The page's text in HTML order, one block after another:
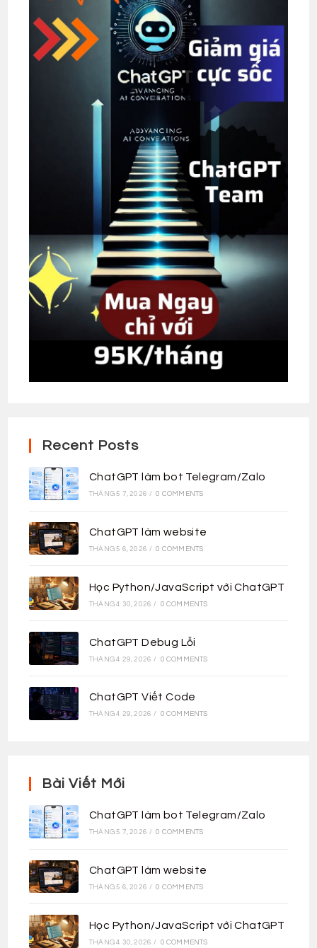
Recent Posts
ChatGPT làm bot Telegram/Zalo
THÁNG 5 7, 2026 / 0 COMMENTS
ChatGPT làm website
THÁNG 5 6, 2026 / 0 COMMENTS
Học Python/JavaScript với ChatGPT
THÁNG 4 30, 2026 / 0 COMMENTS
ChatGPT Debug Lỗi
THÁNG 4 29, 2026 / 0 COMMENTS
ChatGPT Viết Code
THÁNG 4 29, 2026 / 0 COMMENTS
Bài Viết Mới
ChatGPT làm bot Telegram/Zalo
THÁNG 5 7, 2026 / 0 COMMENTS
ChatGPT làm website
THÁNG 5 6, 2026 / 0 COMMENTS
Học Python/JavaScript với ChatGPT
THÁNG 4 30, 2026 / 0 COMMENTS